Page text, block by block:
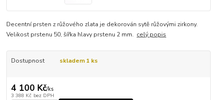
Decentní prsten z růžového zlata je dekorován sytě růžovými zirkony.
Velikost prstenu 50, šířka hlavy prstenu 2 mm. celý popis
Dostupnost skladem 1 ks
4 100 Kč/ks
3 388 Kč bez DPH